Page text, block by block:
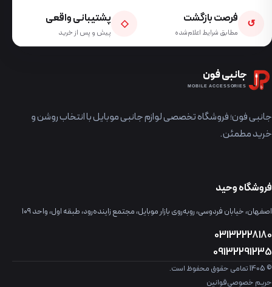
↺ فرصت بازگشت
مطابق شرایط اعلام‌شده
◇ پشتیبانی واقعی
پیش و پس از خرید
جانبی فون
MOBILE ACCESSORIES
جانبی فون؛ فروشگاه تخصصی لوازم جانبی موبایل با انتخاب روشن و
خرید مطمئن.
فروشگاه وحید
اصفهان، خیابان فردوسی، روبه‌روی بازار موبایل، مجتمع زاینده‌رود، طبقه اول، واحد ۱۰۹
03132228180
09132291235
© 1405 تمامی حقوق محفوظ است.
حریم خصوصیقوانین